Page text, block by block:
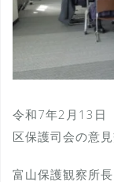
令和7年2月13日
区保護司会の意
富山保護観察所